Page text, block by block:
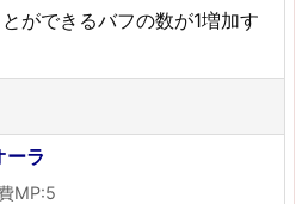
ができるバフの数が1増加す
ーラ
MP:5